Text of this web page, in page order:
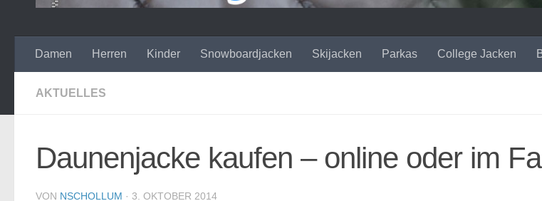
Damen Herren Kinder Snowboardjacken Skijacken Parkas College Jacken
AKTUELLES
Daunenjacke kaufen – online oder im
VON NSCHOLLUM · 3. OKTOBER 2014